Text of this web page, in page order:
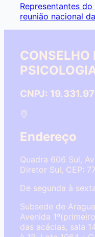
Representantes
reunião nacional
CONSELHO
CNPJ:
Endereço
Quadra 606 Sul,
Diretor Sul, CEP:
De segunda à
Subsede de
Avenida
das acácias, sala